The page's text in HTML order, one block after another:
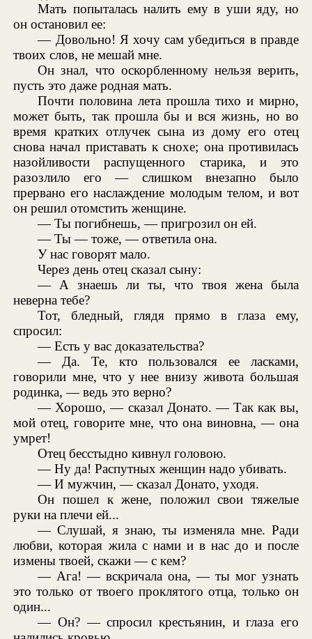
Мать попыталась налить ему в уши яду, но
он остановил ее:
— Довольно! Я хочу сам убедиться в правде
твоих слов, не мешай мне.
Он знал, что оскорбленному нельзя верить,
пусть это даже родная мать.
Почти половина лета прошла тихо и мирно,
может быть, так прошла бы и вся жизнь, но во
время кратких отлучек сына из дому его отец
снова начал приставать к снохе; она противилась
назойливости распущенного старика, и это
разозлило его — слишком внезапно было
прервано его наслаждение молодым телом, и вот
он решил отомстить женщине.
— Ты погибнешь, — пригрозил он ей.
— Ты — тоже, — ответила она.
У нас говорят мало.
Через день отец сказал сыну:
— А знаешь ли ты, что твоя жена была
неверна тебе?
Тот, бледный, глядя прямо в глаза ему,
спросил:
— Есть у вас доказательства?
— Да. Те, кто пользовался ее ласками,
говорили мне, что у нее внизу живота большая
родинка, — ведь это верно?
— Хорошо, — сказал Донато. — Так как вы,
мой отец, говорите мне, что она виновна, — она
умрет!
Отец бесстыдно кивнул головою.
— Ну да! Распутных женщин надо убивать.
— И мужчин, — сказал Донато, уходя.
Он пошел к жене, положил свои тяжелые
руки на плечи ей...
— Слушай, я знаю, ты изменяла мне. Ради
любви, которая жила с нами и в нас до и после
измены твоей, скажи — с кем?
— Ага! — вскричала она, — ты мог узнать
это только от твоего проклятого отца, только он
один...
— Он? — спросил крестьянин, и глаза его